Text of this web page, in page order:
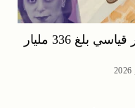
ثروات المليارديرات ترتفع بمقدار قياسي بلغ 336 مليار